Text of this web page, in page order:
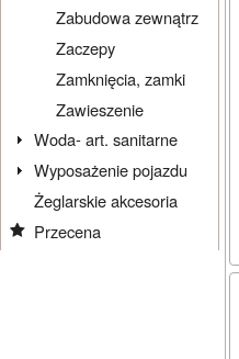
Zabudowa zewnątrz
Zaczepy
Zamknięcia, zamki
Zawieszenie
Woda- art. sanitarne
Wyposażenie pojazdu
Żeglarskie akcesoria
Przecena